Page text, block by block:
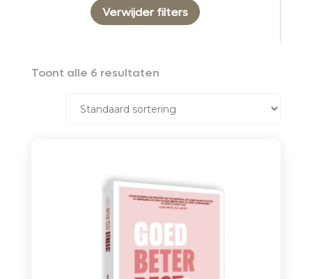
Verwijder filters
Toont alle 6 resultaten